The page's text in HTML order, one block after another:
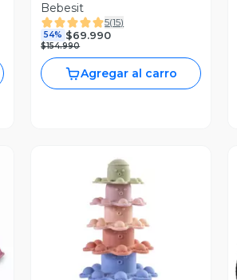
Bebesit
5(15)
54% $69.990
$154.990
Agregar al carro
Vista Previa